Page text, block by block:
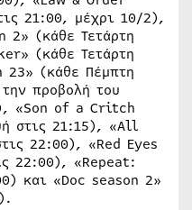
21:00, μέχρι 10/2),
(κάθε Τετάρτη
(κάθε Τετάρτη
23» (κάθε Πέμπτη
προβολή του
«Son of a Critch
στις 21:15), «All
22:00), «Red Eyes
22:00), «Repeat:
και «Doc season 2»